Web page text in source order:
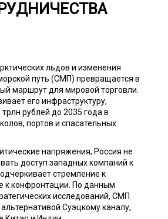
льдов и изменения
путь (СМП) превращается в
маршрут для мировой торговли.
его инфраструктуру,
рублей до 2035 года в
портов и спасательных
напряжения, Россия не
доступ западных компаний к
стремление к
к конфронтации. По данным
исследований, СМП
Суэцкому каналу,